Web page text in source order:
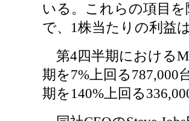
いる。これらの項目
で、1株当たりの利益
第4四半期における
期を7%上回る787,000
期を140%上回る